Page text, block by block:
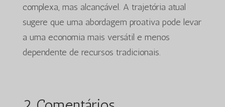
complexa, mas alcançável. A trajetória atual
sugere que uma abordagem proativa pode levar
a uma economia mais versátil e menos
dependente de recursos tradicionais.